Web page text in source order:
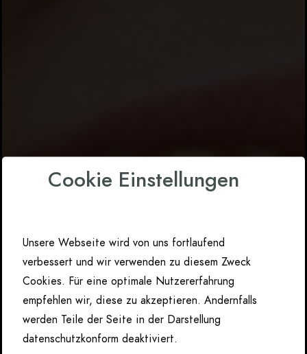
Cookie Einstellungen
Unsere Webseite wird von uns fortlaufend
verbessert und wir verwenden zu diesem Zweck
Cookies. Für eine optimale Nutzererfahrung
empfehlen wir, diese zu akzeptieren. Andernfalls
werden Teile der Seite in der Darstellung
datenschutzkonform deaktiviert.